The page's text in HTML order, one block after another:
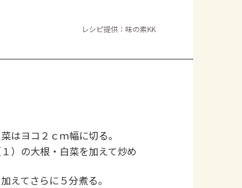
レシピ提供：味の素KK
はヨコ２ｃｍ幅に切る。
）の大根・白菜を加えて炒め
えてさらに５分煮る。